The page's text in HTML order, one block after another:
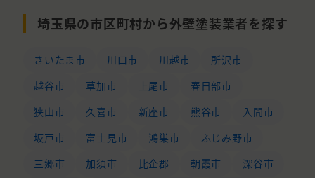
埼玉県の市区町村から外壁塗装業者を探す
さいたま市 川口市 川越市
所沢市
越谷市
草加市 上尾市
春日部市
狭山市
久喜市 新座市 熊谷市
入間市
坂戸市
富士見市 鴻巣市
ふじみ野市
三郷市
加須市 比企郡 朝霞市
深谷市